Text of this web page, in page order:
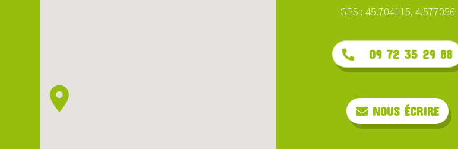
GPS : 45.704115, 4.577056
09 72 35 29 88
NOUS ÉCRIRE